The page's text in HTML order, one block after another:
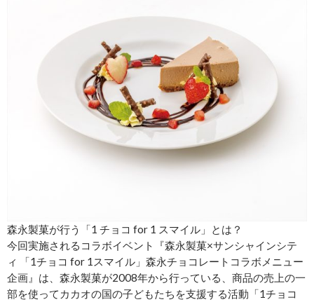
森永製菓が行う「1 チョコ for 1 スマイル」とは？
今回実施されるコラボイベント『森永製菓×サンシャインシテ
ィ 「1チョコ for 1スマイル」森永チョコレートコラボメニュー
企画』は、森永製菓が2008年から行っている、商品の売上の一
部を使ってカカオの国の子どもたちを支援する活動「1チョコ